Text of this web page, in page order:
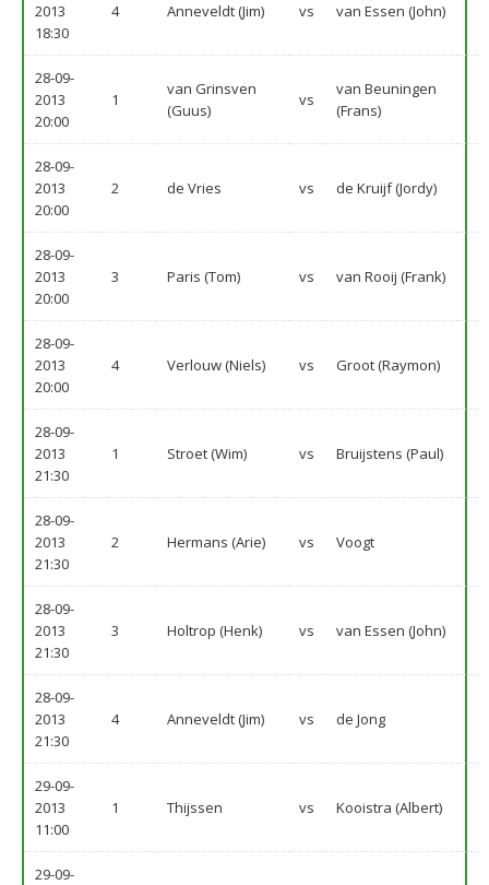
2013
18:30
4 Anneveldt (Jim) vs van Essen (John)
28-09-
2013
20:00
1
van Grinsven
(Guus)
vs
van Beuningen
(Frans)
28-09-
2013
20:00
2 de Vries vs de Kruijf (Jordy)
28-09-
2013
20:00
3 Paris (Tom) vs van Rooij (Frank)
28-09-
2013
20:00
4 Verlouw (Niels) vs Groot (Raymon)
28-09-
2013
21:30
1 Stroet (Wim) vs Bruijstens (Paul)
28-09-
2013
21:30
2 Hermans (Arie) vs Voogt
28-09-
2013
21:30
3 Holtrop (Henk) vs van Essen (John)
28-09-
2013
21:30
4 Anneveldt (Jim) vs de Jong
29-09-
2013
11:00
1 Thijssen vs Kooistra (Albert)
29-09-